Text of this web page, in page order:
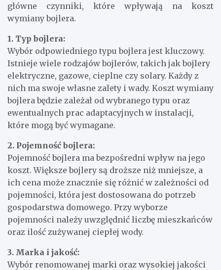
główne czynniki, które wpływają na koszt
wymiany bojlera.
1. Typ bojlera:
Wybór odpowiedniego typu bojlera jest kluczowy.
Istnieje wiele rodzajów bojlerów, takich jak bojlery
elektryczne, gazowe, cieplne czy solary. Każdy z
nich ma swoje własne zalety i wady. Koszt wymiany
bojlera będzie zależał od wybranego typu oraz
ewentualnych prac adaptacyjnych w instalacji,
które mogą być wymagane.
2. Pojemność bojlera:
Pojemność bojlera ma bezpośredni wpływ na jego
koszt. Większe bojlery są droższe niż mniejsze, a
ich cena może znacznie się różnić w zależności od
pojemności, która jest dostosowana do potrzeb
gospodarstwa domowego. Przy wyborze
pojemności należy uwzględnić liczbę mieszkańców
oraz ilość zużywanej ciepłej wody.
3. Marka i jakość:
Wybór renomowanej marki oraz wysokiej jakości